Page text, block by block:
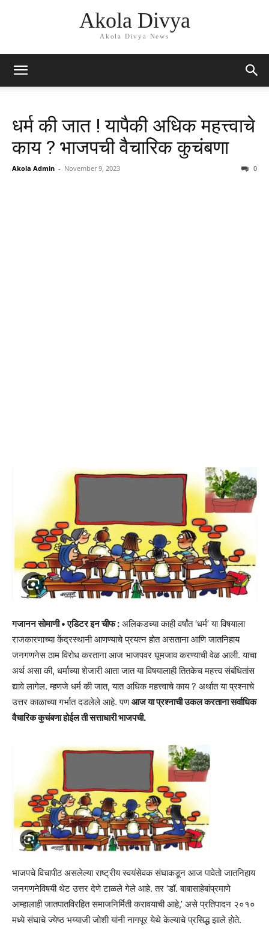
Akola Divya
Akola Divya News
धर्म की जात ! यापैकी अधिक महत्त्वाचे
काय ? भाजपची वैचारिक कुचंबणा
Akola Admin - November 9, 2023 0
गजानन सोमाणी • एडिटर इन चीफ : अलिकडच्या काही वर्षांत ‘धर्म’ या विषयाला
राजकारणाच्या केंद्रस्थानी आणण्याचे प्रयत्न होत असताना आणि जातनिहाय
जनगणनेस ठाम विरोध करताना आज भाजपवर घूमजाव करण्याची वेळ आली. याचा
अर्थ असा की, धर्माच्या शेजारी आता जात या विषयालाही तितकेच महत्त्व संबंधितांस
द्यावे लागेल. म्हणजे धर्म की जात, यात अधिक महत्त्वाचे काय ? अर्थात या प्रश्नाचे
उत्तर काळाच्या गर्भात दडलेले आहे. पणआज या प्रश्नाची उकल करताना सर्वाधिक
वैचारिक कुचंबणा होईल ती सत्ताधारी भाजपची.
भाजपचे विचापीठ असलेल्या राष्ट्रीय स्वयंसेवक संघाकडून आज पावेतो जातनिहाय
जनगणनेविषयी थेट उत्तर देणे टाळले गेले आहे. तर ‘डॉ. बाबासाहेबांप्रमाणे
आम्हालाही जातपातविरहित समाजनिर्मिती करावयाची आहे,’ असे प्रतिपादन २०१०
मध्ये संघाचे ज्येष्ठ भय्याजी जोशी यांनी नागपूर येथे केल्याचे प्रसिद्ध झाले होते.